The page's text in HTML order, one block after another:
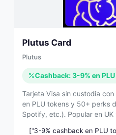
Plutus Card
Plutus
Cashback: 3-9% en PLU
Tarjeta Visa sin custodia
en PLU tokens y 50+ perks
Spotify, etc.). Popular en UK
["3-9% cashback en PLU